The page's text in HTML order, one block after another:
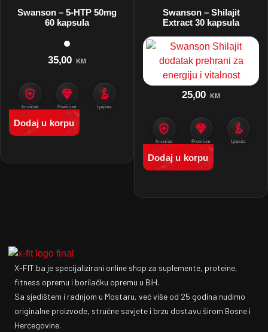
Swanson – 5-HTP 50mg
60 kapsula
35,00 KM
Imunitet
Premium
proizvodi
Ljepota
Dodaj u korpu
Swanson – Shilajit
Extract 30 kapsula
25,00 KM
Imunitet
Premium
proizvodi
Ljepota
Dodaj u korpu
X-FIT.ba je specijalizirani online shop za suplemente, proteine,
fitness opremu i borilačku opremu u BiH.
Sa sjedištem i radnjom u Mostaru, već više od 25 godina nudimo
originalne proizvode, stručne savjete i brzu dostavu širom Bosne i
Hercegovine.